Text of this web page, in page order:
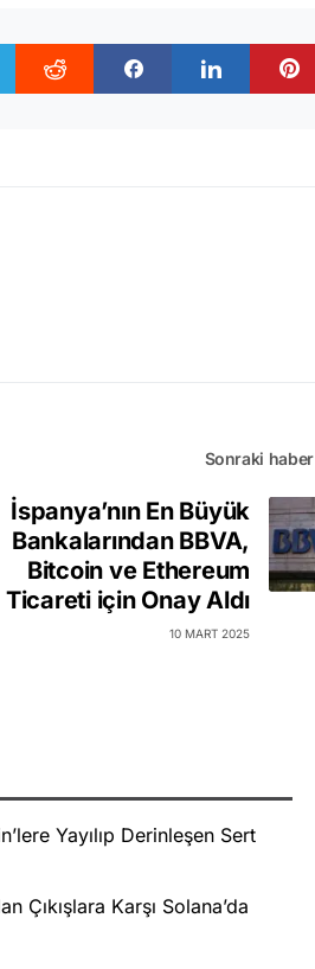
Sonraki haber
İspanya’nın En Büyük
Bankalarından BBVA,
Bitcoin ve Ethereum
Ticareti için Onay Aldı
10 MART 2025
Yayılıp Derinleşen Sert
Çıkışlara Karşı Solana’da